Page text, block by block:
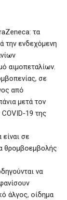
τα
την ενδεχόμενη
αιμοπεταλίων.
σε
από
μετά τον
19 της
σε
θρομβοεμβολής
να
άλγος, οίδημα